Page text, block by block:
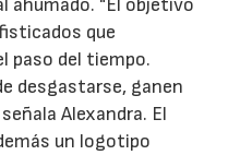
ahumado. "El objetivo
que
paso del tiempo.
desgastarse, ganen
Alexandra. El
un logotipo